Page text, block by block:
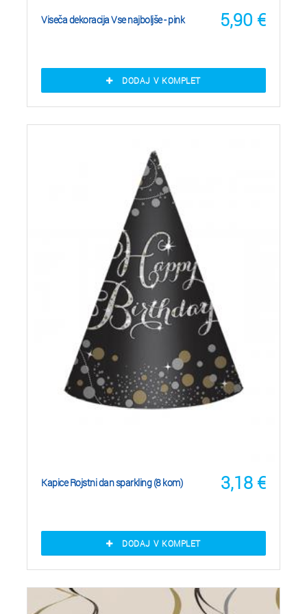
5,90 €
Viseča dekoracija Vse najboljše - pink
DODAJ V KOMPLET
3,18 €
Kapice Rojstni dan sparkling (8 kom)
DODAJ V KOMPLET